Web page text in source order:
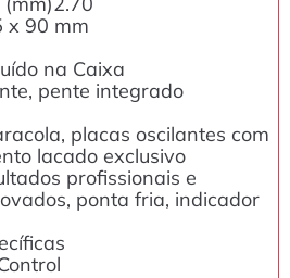
x 90 mm
na Caixa
pente integrado
placas oscilantes com
lacado exclusivo
profissionais e
ponta fria, indicador